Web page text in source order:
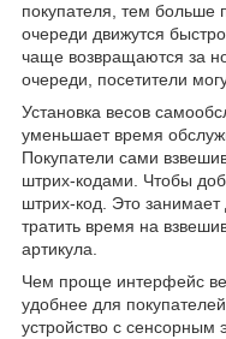
покупателя, тем больше
очереди движутся
чаще возвращаются за
очереди, посетители
Установка весов
уменьшает время
Покупатели сами
штрих-кодами. Чтобы
штрих-код. Это
тратить время на
артикула.
Чем проще интерфейс
удобнее для
устройство с сенсорным